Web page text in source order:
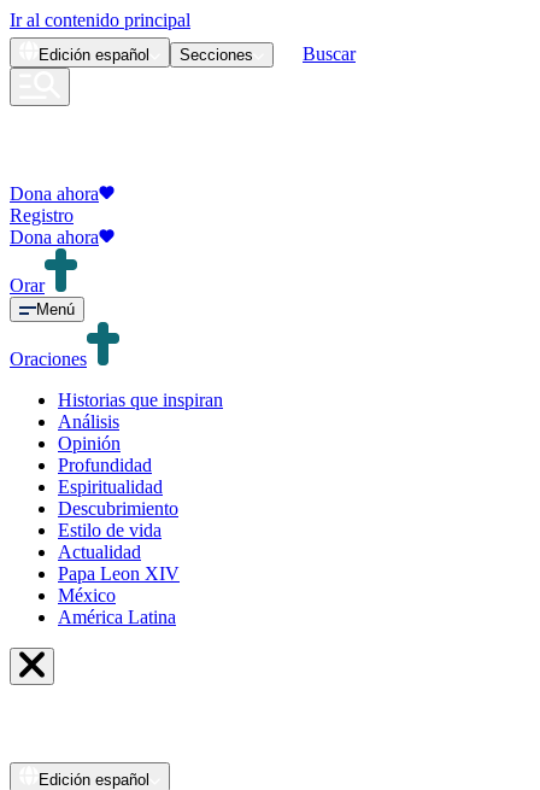
Ir al contenido principal
Edición español Secciones Buscar
Dona ahora
Registro
Dona ahora
Orar
Menú
Oraciones
Historias que inspiran
Análisis
Opinión
Profundidad
Espiritualidad
Descubrimiento
Estilo de vida
Actualidad
Papa Leon XIV
México
América Latina
Edición español